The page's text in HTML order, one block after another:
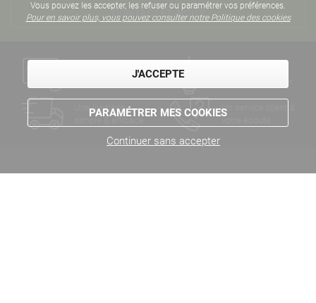
CONTACTEZ-NOUS
Une livraison
simple & efficace
Un service client à
votre écoute
Vous pouvez les accepter, les refuser ou paramétrer vos préférences.
Pour en savoir plus, vous pouvez consulter notre Politique des cookies
J'ACCEPTE
PARAMÉTRER MES COOKIES
Continuer sans accepter